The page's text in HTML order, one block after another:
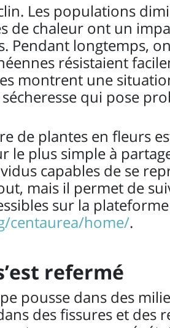
Les populations
de chaleur ont un
Pendant longtemps,
résistaient
montrent une
qui pose
de plantes en fleurs
le plus simple à
capables de se
mais il permet de
sur la
centaurea/home/.
refermé
pousse dans des
des fissures et des